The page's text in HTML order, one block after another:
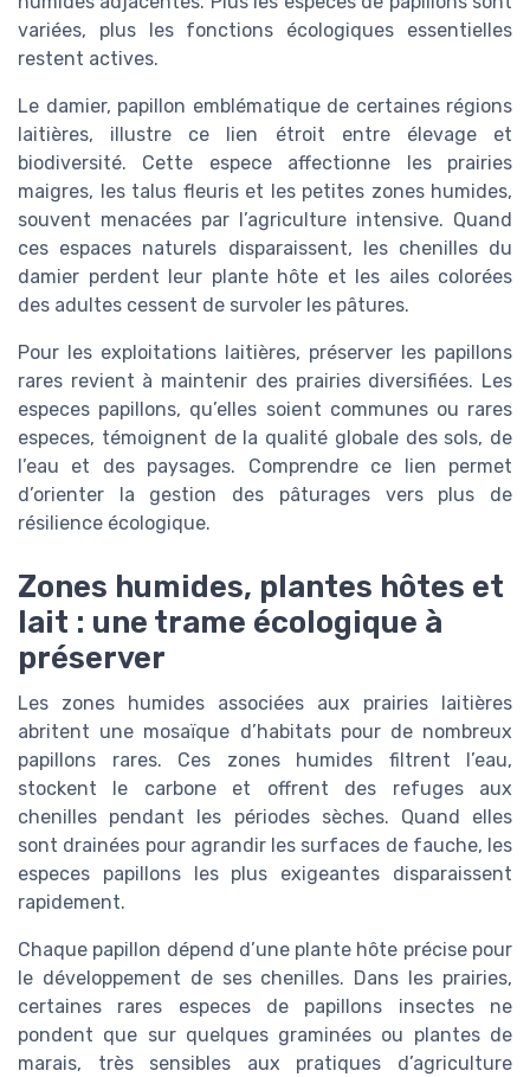
variées, plus les fonctions écologiques essentielles
restent actives.
Le damier, papillon emblématique de certaines régions
laitières, illustre ce lien étroit entre élevage et
biodiversité. Cette espece affectionne les prairies
maigres, les talus fleuris et les petites zones humides,
souvent menacées par l’agriculture intensive. Quand
ces espaces naturels disparaissent, les chenilles du
damier perdent leur plante hôte et les ailes colorées
des adultes cessent de survoler les pâtures.
Pour les exploitations laitières, préserver les papillons
rares revient à maintenir des prairies diversifiées. Les
especes papillons, qu’elles soient communes ou rares
especes, témoignent de la qualité globale des sols, de
l’eau et des paysages. Comprendre ce lien permet
d’orienter la gestion des pâturages vers plus de
résilience écologique.
Zones humides, plantes hôtes et
lait : une trame écologique à
préserver
Les zones humides associées aux prairies laitières
abritent une mosaïque d’habitats pour de nombreux
papillons rares. Ces zones humides filtrent l’eau,
stockent le carbone et offrent des refuges aux
chenilles pendant les périodes sèches. Quand elles
sont drainées pour agrandir les surfaces de fauche, les
especes papillons les plus exigeantes disparaissent
rapidement.
Chaque papillon dépend d’une plante hôte précise pour
le développement de ses chenilles. Dans les prairies,
certaines rares especes de papillons insectes ne
pondent que sur quelques graminées ou plantes de
marais, très sensibles aux pratiques d’agriculture